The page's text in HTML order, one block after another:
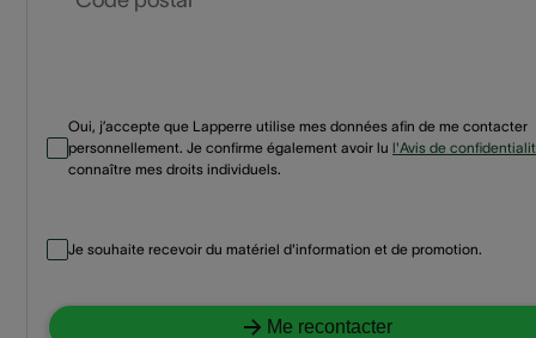
Oui, j’accepte que Lapperre utilise mes données afin de me contacter
personnellement. Je confirme également avoir lu l'Avis de
connaître mes droits individuels.
Je souhaite recevoir du matériel d'information et de promotion.
Me recontacter